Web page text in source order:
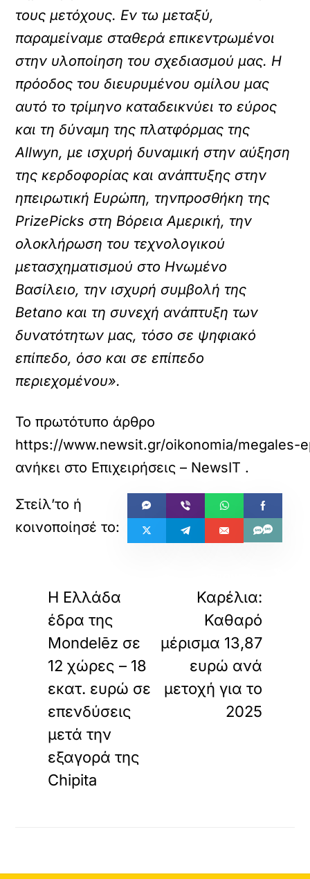
τους μετόχους. Εν τω μεταξύ,
παραμείναμε σταθερά επικεντρωμένοι
στην υλοποίηση του σχεδιασμού μας. Η
πρόοδος του διευρυμένου ομίλου μας
αυτό το τρίμηνο καταδεικνύει το εύρος
και τη δύναμη της πλατφόρμας της
Allwyn, με ισχυρή δυναμική στην αύξηση
της κερδοφορίας και ανάπτυξης στην
ηπειρωτική Ευρώπη, τηνπροσθήκη της
PrizePicks στη Βόρεια Αμερική, την
ολοκλήρωση του τεχνολογικού
μετασχηματισμού στο Ηνωμένο
Βασίλειο, την ισχυρή συμβολή της
Betano και τη συνεχή ανάπτυξη των
δυνατότητων μας, τόσο σε ψηφιακό
επίπεδο, όσο και σε επίπεδο
περιεχομένου».
Το πρωτότυπο άρθρο
https://www.newsit.gr/oikonomia/
ανήκει στο Επιχειρήσεις – NewsIT .
Η Ελλάδα
έδρα της
Mondelēz σε
12 χώρες – 18
εκατ. ευρώ σε
επενδύσεις
μετά την
εξαγορά της
Chipita
Καρέλια:
Καθαρό
μέρισμα 13,87
ευρώ ανά
μετοχή για το
2025